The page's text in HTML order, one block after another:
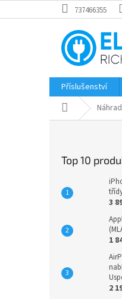
na
737466355
Příslušenství
Domů
Top 10
3
1
2